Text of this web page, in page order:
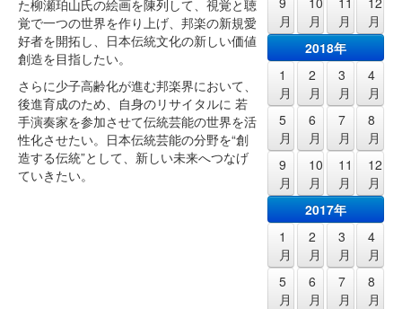
た柳瀬珀山氏の絵画を陳列して、視覚と聴
覚で一つの世界を作り上げ、邦楽の新規愛
好者を開拓し、日本伝統文化の新しい価値
創造を目指したい。
さらに少子高齢化が進む邦楽界において、
後進育成のため、自身のリサイタルに 若
手演奏家を参加させて伝統芸能の世界を活
性化させたい。日本伝統芸能の分野を“創
造する伝統”として、新しい未来へつなげ
ていきたい。
月
月
月
月
2018年
1
月
2
月
3
月
4
月
5
月
6
月
7
月
8
月
9
月
10
月
11
月
12
月
2017年
1
月
2
月
3
月
4
月
5
月
6
月
7
月
8
月